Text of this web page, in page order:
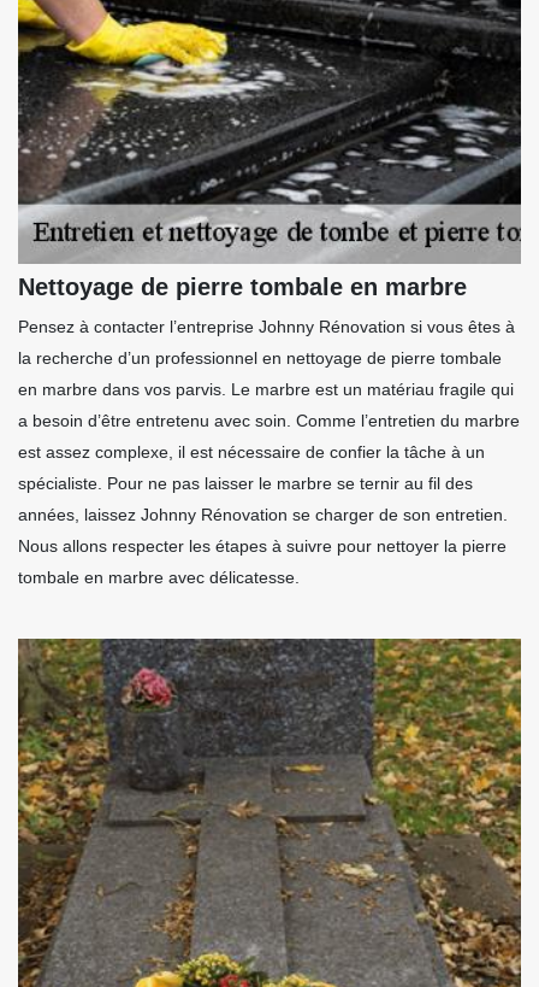
Nettoyage de pierre tombale en marbre
Pensez à contacter l’entreprise Johnny Rénovation si vous êtes à
la recherche d’un professionnel en nettoyage de pierre tombale
en marbre dans vos parvis. Le marbre est un matériau fragile qui
a besoin d’être entretenu avec soin. Comme l’entretien du marbre
est assez complexe, il est nécessaire de confier la tâche à un
spécialiste. Pour ne pas laisser le marbre se ternir au fil des
années, laissez Johnny Rénovation se charger de son entretien.
Nous allons respecter les étapes à suivre pour nettoyer la pierre
tombale en marbre avec délicatesse.